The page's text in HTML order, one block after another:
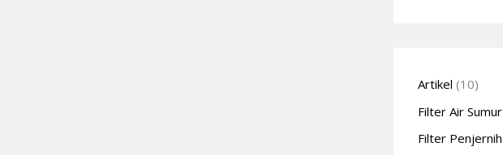
Artikel (10)
Filter Air
Filter